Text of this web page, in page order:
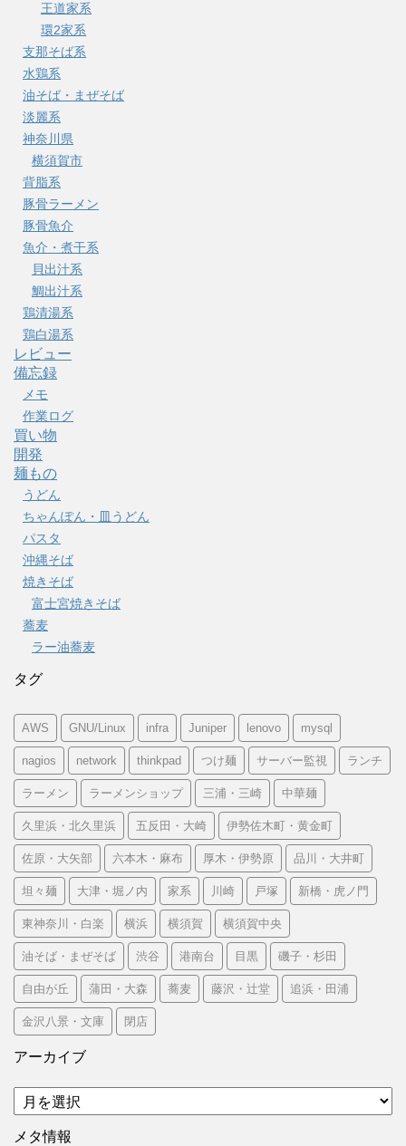
王道家系
環2家系
支那そば系
水鶏系
油そば・まぜそば
淡麗系
神奈川県
横須賀市
背脂系
豚骨ラーメン
豚骨魚介
魚介・煮干系
貝出汁系
鯛出汁系
鶏清湯系
鶏白湯系
レビュー
備忘録
メモ
作業ログ
買い物
開発
麺もの
うどん
ちゃんぽん・皿うどん
パスタ
沖縄そば
焼きそば
富士宮焼きそば
蕎麦
ラー油蕎麦
タグ
AWS GNU/Linux infra Juniper lenovo mysql
nagios network thinkpad つけ麺 サーバー監視 ランチ
ラーメン ラーメンショップ 三浦・三崎 中華麺
久里浜・北久里浜 五反田・大崎 伊勢佐木町・黄金町
佐原・大矢部 六本木・麻布 厚木・伊勢原 品川・大井町
坦々麺 大津・堀ノ内 家系 川崎 戸塚 新橋・虎ノ門
東神奈川・白楽 横浜 横須賀 横須賀中央
油そば・まぜそば 渋谷 港南台 目黒 磯子・杉田
自由が丘 蒲田・大森 蕎麦 藤沢・辻堂 追浜・田浦
金沢八景・文庫 閉店
アーカイブ
ア
ー
カ
メタ情報